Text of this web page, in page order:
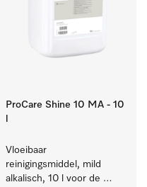
ProCare Shine 10 MA - 10
Vloeibaar
reinigingsmiddel, mild
alkalisch, 10 l voor de